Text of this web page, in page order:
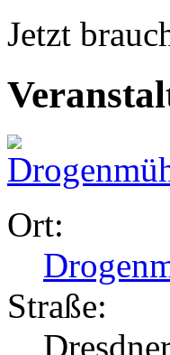
Jetzt
Ort:
Straße: